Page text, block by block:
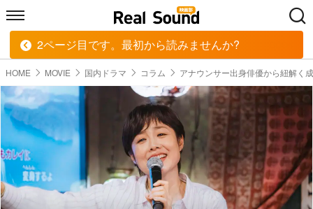
HOME MUSIC MOVIE TECH
HOME MOVIE 国内ドラマ コラム アナウンサー出身俳優から紐解く
2ページ目です。最初から読みませんか?